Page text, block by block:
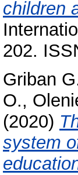
children
202.
Griban
O.,
(2020)
system